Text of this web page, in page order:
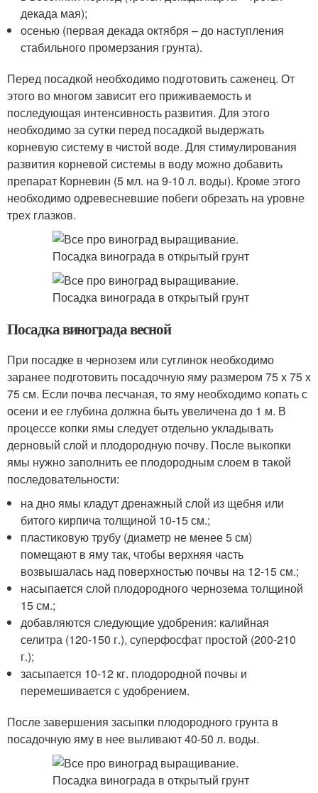
декада мая);
осенью (первая декада октября – до наступления
стабильного промерзания грунта).
Перед посадкой необходимо подготовить саженец. От
этого во многом зависит его приживаемость и
последующая интенсивность развития. Для этого
необходимо за сутки перед посадкой выдержать
корневую систему в чистой воде. Для стимулирования
развития корневой системы в воду можно добавить
препарат Корневин (5 мл. на 9-10 л. воды). Кроме этого
необходимо одревесневшие побеги обрезать на уровне
трех глазков.
Посадка винограда весной
При посадке в чернозем или суглинок необходимо
заранее подготовить посадочную яму размером 75 х 75 х
75 см. Если почва песчаная, то яму необходимо копать с
осени и ее глубина должна быть увеличена до 1 м. В
процессе копки ямы следует отдельно укладывать
дерновый слой и плодородную почву. После выкопки
ямы нужно заполнить ее плодородным слоем в такой
последовательности:
на дно ямы кладут дренажный слой из щебня или
битого кирпича толщиной 10-15 см.;
пластиковую трубу (диаметр не менее 5 см)
помещают в яму так, чтобы верхняя часть
возвышалась над поверхностью почвы на 12-15 см.;
насыпается слой плодородного чернозема толщиной
15 см.;
добавляются следующие удобрения: калийная
селитра (120-150 г.), суперфосфат простой (200-210
г.);
засыпается 10-12 кг. плодородной почвы и
перемешивается с удобрением.
После завершения засыпки плодородного грунта в
посадочную яму в нее выливают 40-50 л. воды.